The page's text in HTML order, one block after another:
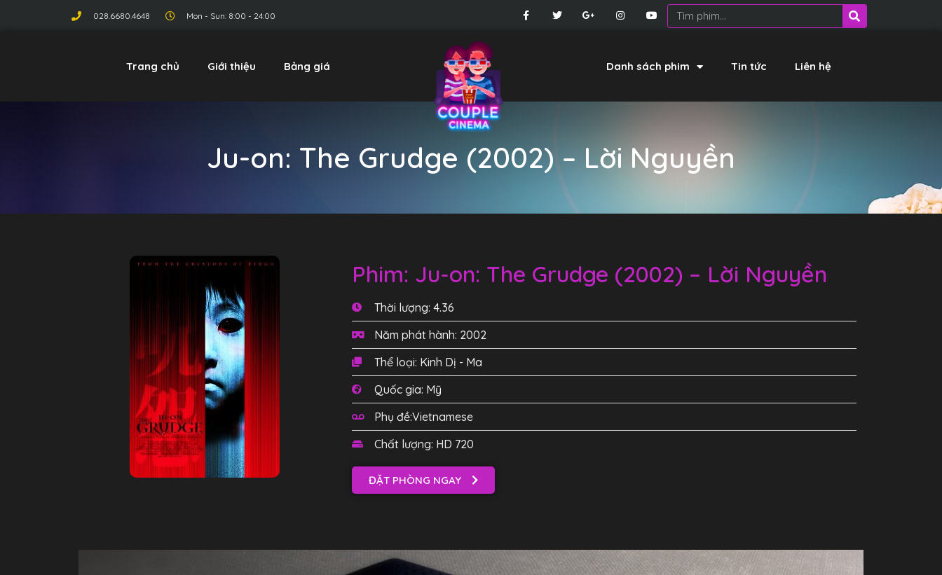
028.6680.4648 Mon - Sun: 8:00 - 24:00
Trang chủ Giới thiệu Bảng giá Danh sách phim Tin tức Liên hệ
Ju-on: The Grudge (2002) – Lời Nguyền
Phim: Ju-on: The Grudge (2002) – Lời Nguyền
Thời lượng: 4.36
Năm phát hành: 2002
Thể loại: Kinh Dị - Ma
Quốc gia: Mỹ
Phụ đề:Vietnamese
Chất lượng: HD 720
ĐẶT PHÒNG NGAY